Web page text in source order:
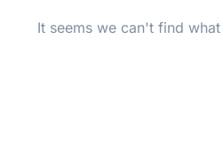
It seems we can't find